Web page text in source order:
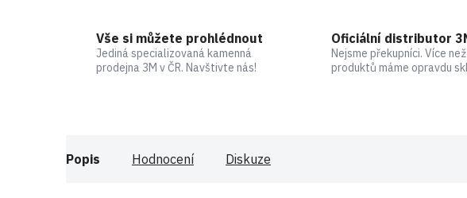
Vše si můžete prohlédnout
Jediná specializovaná kamenná
prodejna 3M v ČR. Navštivte nás!
Oficiální distributor
Nejsme překupníci. Více
produktů máme opravdu
Popis Hodnocení Diskuze